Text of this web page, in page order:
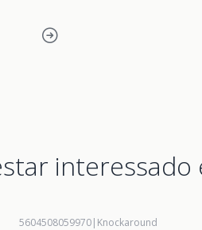
interessado
5604508059970| Knockaround